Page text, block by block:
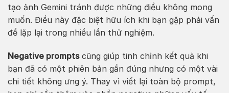
tạo ảnh Gemini tránh được những điều không mong
muốn. Điều này đặc biệt hữu ích khi bạn gặp phải vấn
đề lặp lại trong nhiều lần thử nghiệm.
Negative promptscũng giúp tinh chỉnh kết quả khi
bạn đã có một phiên bản gần đúng nhưng có một vài
chi tiết không ưng ý. Thay vì viết lại toàn bộ prompt,